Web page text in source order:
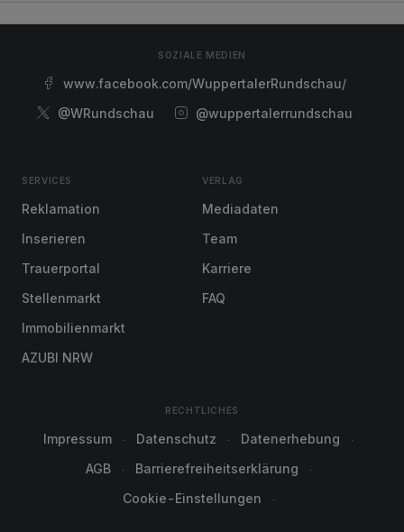
SOZIALE MEDIEN
www.facebook.com/WuppertalerRundschau/
@WRundschau
@wuppertalerrundschau
SERVICES
Reklamation
Inserieren
Trauerportal
Stellenmarkt
Immobilienmarkt
AZUBI NRW
VERLAG
Mediadaten
Team
Karriere
FAQ
RECHTLICHES
Impressum Datenschutz
Datenerhebung
AGB
Barrierefreiheitserklärung
Cookie-Einstellungen